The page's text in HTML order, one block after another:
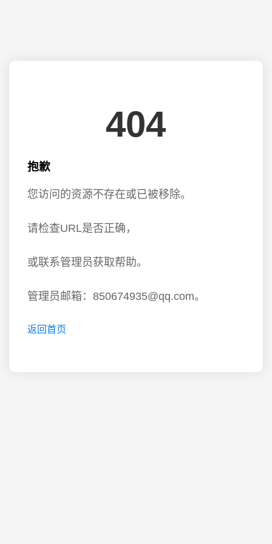
404
抱歉
您访问的资源不存在或已被移除。
请检查URL是否正确，
或联系管理员获取帮助。
管理员邮箱：850674935@qq.com。
返回首页